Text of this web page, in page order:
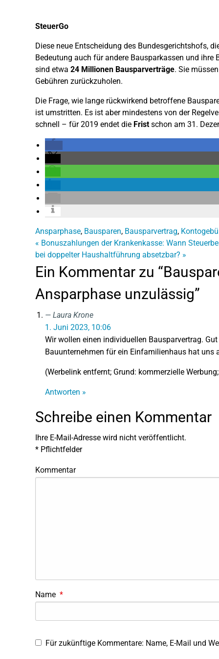
SteuerGo
Diese neue Entscheidung des Bundesgerichtshofs,
Bedeutung auch für andere Bausparkassen und
sind etwa 24 Millionen Bausparverträge. Sie
Gebühren zurückzuholen.
Die Frage, wie lange rückwirkend betroffene
ist umstritten. Es ist aber mindestens von der
schnell – für 2019 endet die Fristschon am 31.
Ansparphase, Bausparen, Bausparvertrag,
« Bonuszahlungen der Krankenkasse: Wann
bei doppelter Haushaltführung absetzbar? »
Ein Kommentar zu
Ansparphase unzulässig”
Laura Krone
1. Juni 2023, 10:06
Wir wollen einen individuellen Bausparvertrag.
Bauunternehmen für ein Einfamilienhaus hat uns
(Werbelink entfernt; Grund: kommerzielle
Antworten »
Schreibe einen Kommentar
Ihre E-Mail-Adresse wird nicht veröffentlicht.
* Pflichtfelder
Kommentar
Name *
Für zukünftige Kommentare: Name, E-Mail und